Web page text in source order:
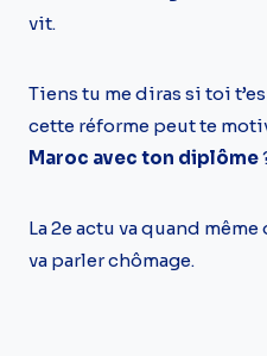
vit.
Tiens tu me diras si toi
cette réforme peut te
Maroc avec ton diplôme
La 2e actu va quand
va parler chômage.